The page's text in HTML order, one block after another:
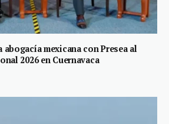
abogacía mexicana con Presea al
2026 en Cuernavaca